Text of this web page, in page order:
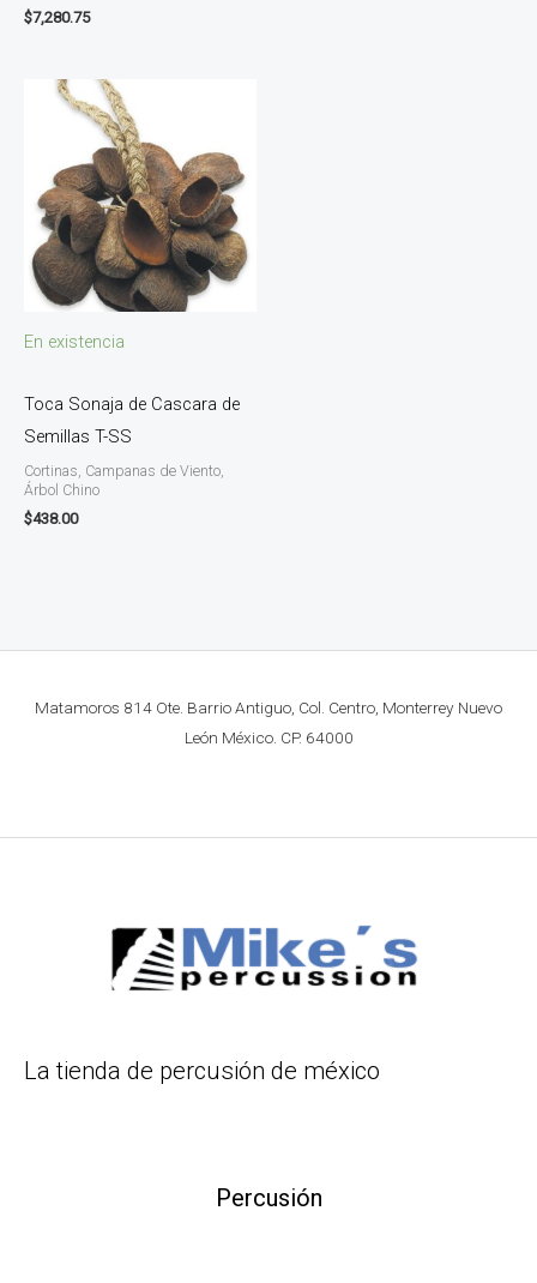
$7,280.75
En existencia
Toca Sonaja de Cascara de
Semillas T-SS
Cortinas, Campanas de Viento,
Árbol Chino
$438.00
Matamoros 814 Ote. Barrio Antiguo, Col. Centro, Monterrey Nuevo
León México. CP. 64000
La tienda de percusión de méxico
Percusión